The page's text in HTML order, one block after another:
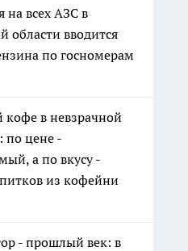
на всех АЗС в
области вводится
по госномерам
кофе в невзрачной
по цене -
а по вкусу -
из кофейни
- прошлый век: в